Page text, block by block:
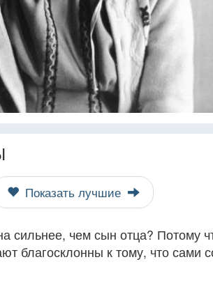
Показать лучшие
сильнее, чем сын отца? Потому
благосклонны к тому, что сами